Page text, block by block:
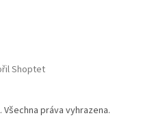
Shoptet
. Všechna práva vyhrazena.